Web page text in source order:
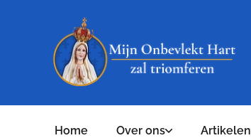
Home Over ons Artikelen